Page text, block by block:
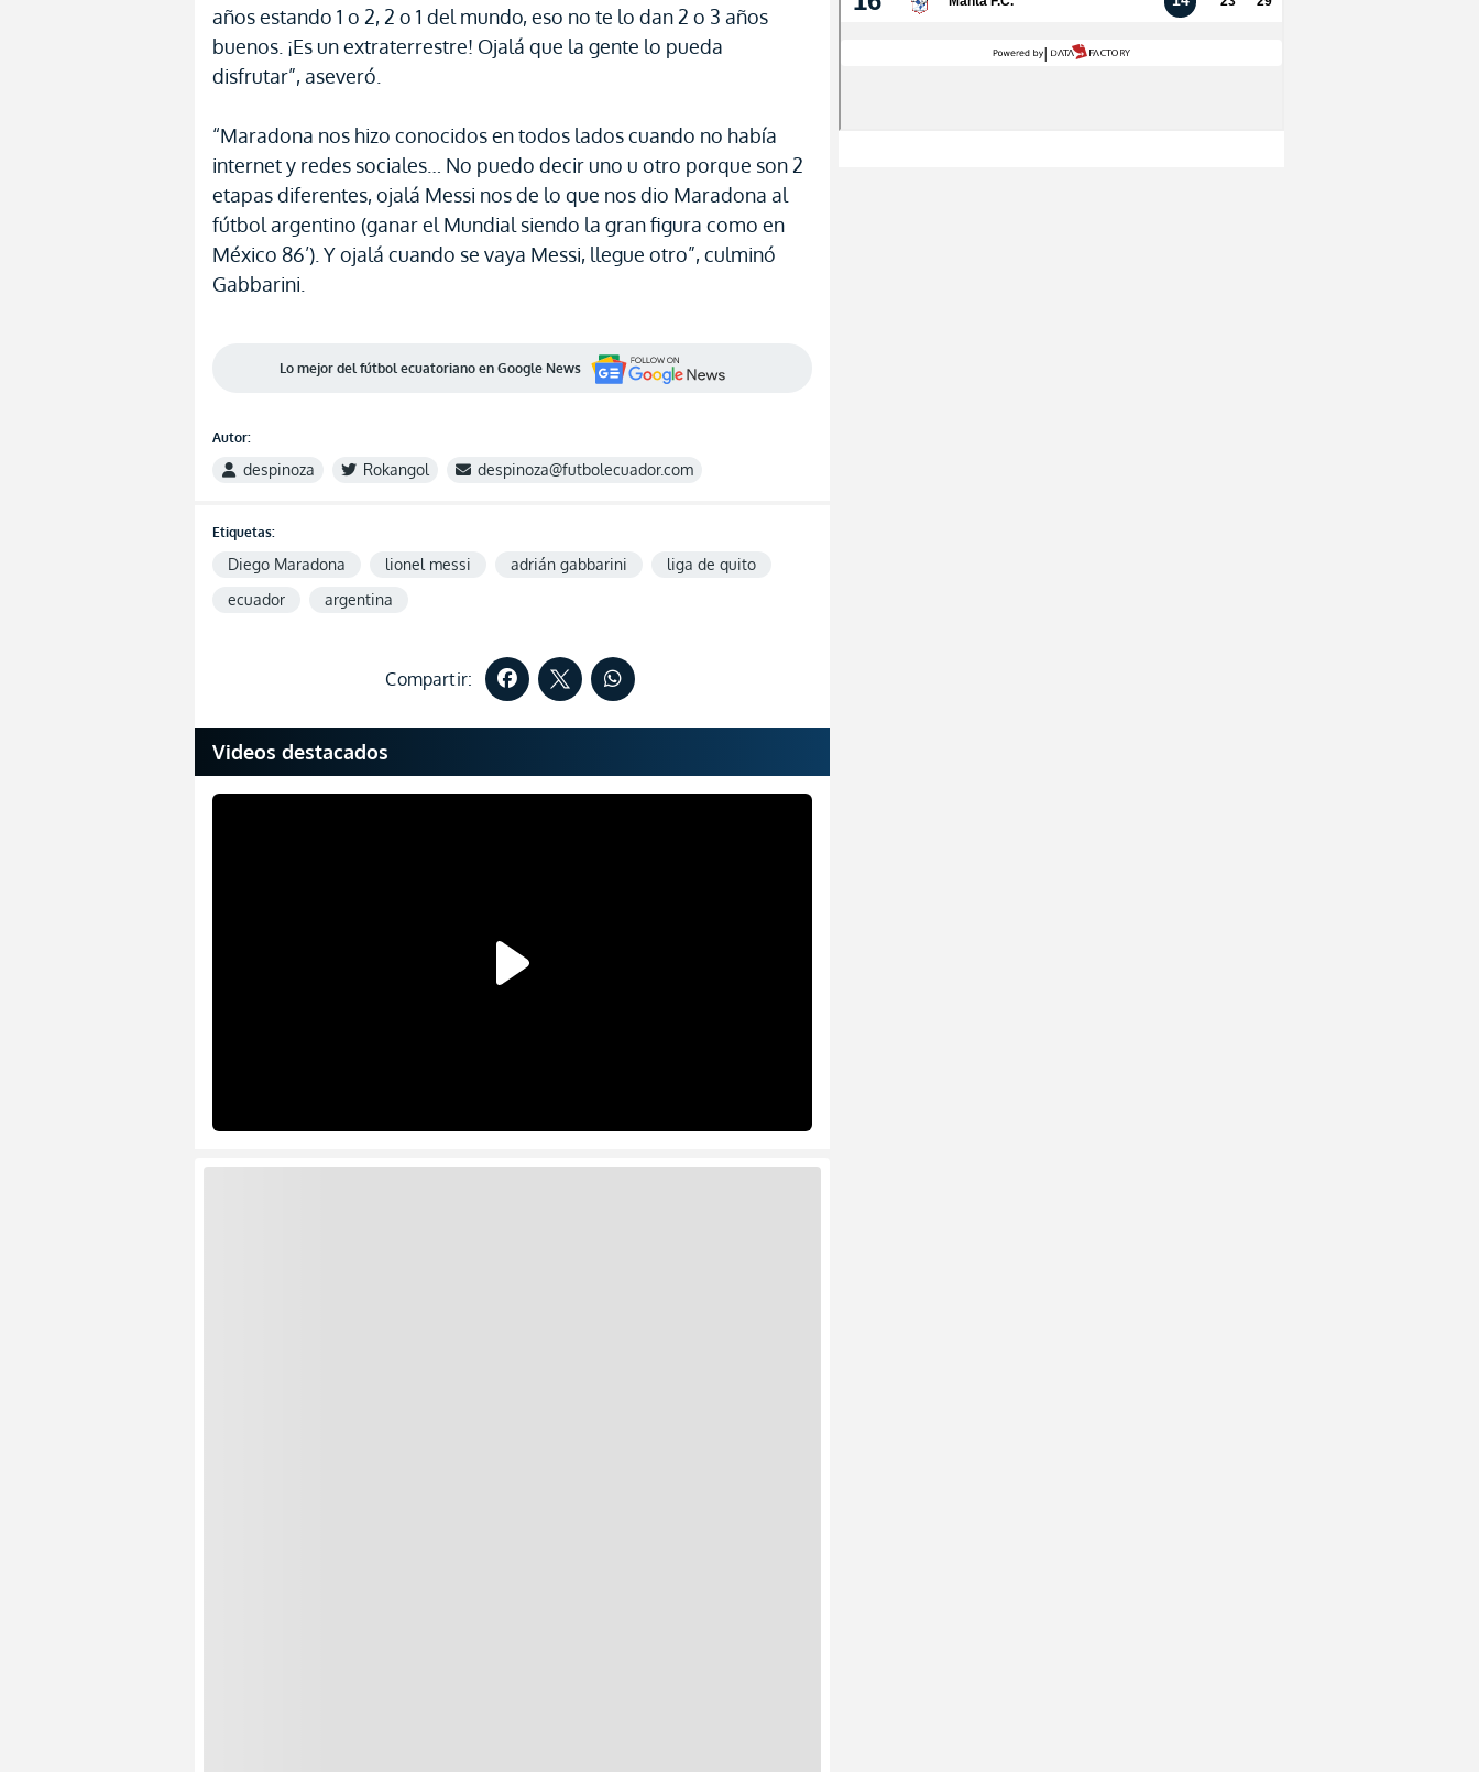
años estando 1 o 2, 2 o 1 del mundo, eso no te lo dan 2 o 3 años
buenos. ¡Es un extraterrestre! Ojalá que la gente lo pueda
disfrutar”, aseveró.
“Maradona nos hizo conocidos en todos lados cuando no había
internet y redes sociales… No puedo decir uno u otro porque son 2
etapas diferentes, ojalá Messi nos de lo que nos dio Maradona al
fútbol argentino (ganar el Mundial siendo la gran figura como en
México 86’). Y ojalá cuando se vaya Messi, llegue otro”, culminó
Gabbarini.
Lo mejor del fútbol ecuatoriano en Google News
Autor:
despinoza Rokangol despinoza@futbolecuador.com
Etiquetas:
Diego Maradona lionel messi adrián gabbarini
liga de quito
ecuador
argentina
Compartir:
Videos destacados